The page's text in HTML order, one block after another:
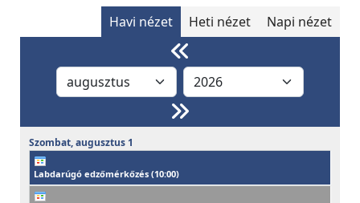
Havi nézet Heti nézet Napi nézet
Szombat,augusztus 1
Labdarúgó edzőmérkőzés (10:00)